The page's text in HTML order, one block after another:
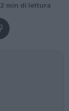
2 min di lettura